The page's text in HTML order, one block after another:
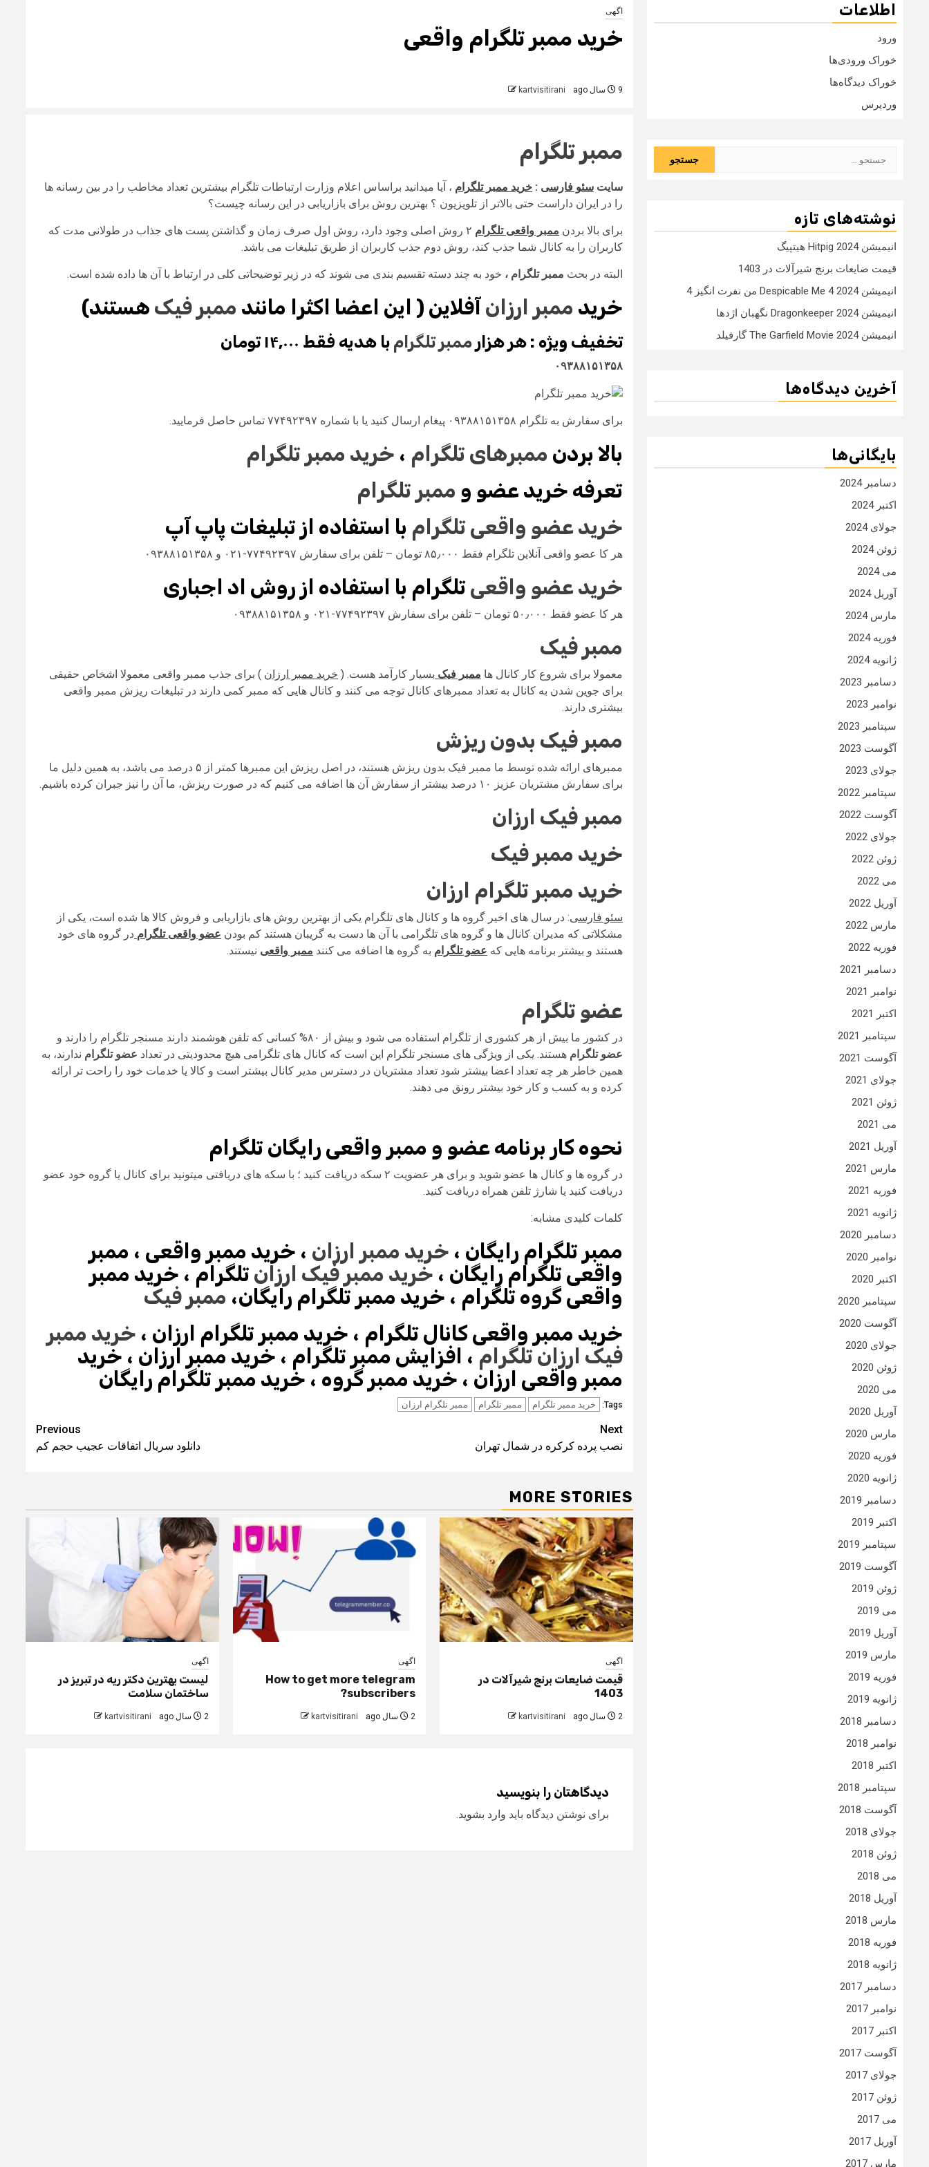
اگهی
خرید ممبر تلگرام واقعی
9 سال ago kartvisitirani
ممبر تلگرام
سایت سئو فارسی : خرید ممبر تلگرام ، آیا میدانید براساس اعلام وزارت ارتباطات تلگرام بیشترین تعداد مخاطب را در بین رسانه ها
را در ایران داراست حتی بالاتر از تلویزیون ؟ بهترین روش برای بازاریابی در این رسانه چیست؟
برای بالا بردن ممبر واقعی تلگرام
۲ روش اصلی وجود دارد، روش اول صرف زمان و گذاشتن پست های جذاب در طولانی مدت که
کاربران را به کانال شما جذب کند، روش دوم جذب کاربران از طریق تبلیغات می باشد.
البته در بحث ممبر تلگرام ، خود به چند دسته تقسیم بندی می شوند که در زیر توضیحاتی کلی در ارتباط با آن ها داده شده است.
خرید ممبر ارزانآفلاین ( این اعضا اکثرا مانند ممبر فیک هستند)
تخفیف ویژه : هر هزار ممبر تلگرام با هدیه فقط ۱۴٫۰۰۰ تومان
۰۹۳۸۸۱۵۱۳۵۸
برای سفارش به تلگرام ۰۹۳۸۸۱۵۱۳۵۸ پیغام ارسال کنید یا با شماره ۷۷۴۹۲۳۹۷ تماس حاصل فرمایید.
بالا بردن ممبرهای تلگرام ، خرید ممبر تلگرام
تعرفه خرید عضو و ممبر تلگرام
خرید عضو واقعی تلگرام با استفاده از تبلیغات پاپ آپ
هر کا عضو واقعی آنلاین تلگرام فقط ۸۵٫۰۰۰ تومان – تلفن برای سفارش ۷۷۴۹۲۳۹۷-۰۲۱ و ۰۹۳۸۸۱۵۱۳۵۸
خرید عضو واقعیتلگرام با استفاده از روش اد اجباری
هر کا عضو فقط ۵۰٫۰۰۰ تومان – تلفن برای سفارش ۷۷۴۹۲۳۹۷-۰۲۱ و ۰۹۳۸۸۱۵۱۳۵۸
ممبر فیک
معمولا برای شروع کار کانال ها ممبر فیک بسیار کارآمد هست. ( خرید ممبر ارزان ) برای جذب ممبر واقعی معمولا اشخاص حقیقی
برای جوین شدن به کانال به تعداد ممبرهای کانال توجه می کنند و کانال هایی که ممبر کمی دارند در تبلیغات ریزش ممبر واقعی
بیشتری دارند.
ممبر فیک بدون ریزش
ممبرهای ارائه شده توسط ما ممبر فیک بدون ریزش هستند، در اصل ریزش این ممبرها کمتر از ۵ درصد می باشد، به همین دلیل ما
برای سفارش مشتریان عزیز ۱۰ درصد بیشتر از سفارش آن ها اضافه می کنیم که در صورت ریزش، ما آن را نیز جبران کرده باشیم.
ممبر فیک ارزان
خرید ممبر فیک
خرید ممبر تلگرام ارزان
سئو فارسی: در سال های اخیر گروه ها و کانال های تلگرام یکی از بهترین روش های بازاریابی و فروش کالا ها شده است، یکی از
مشکلاتی که مدیران کانال ها و گروه های تلگرامی با آن ها دست به گریبان هستند کم بودن عضو واقعی تلگرام در گروه های خود
هستند و بیشتر برنامه هایی که عضو تلگرام به گروه ها اضافه می کنند ممبر واقعی نیستند.
عضو تلگرام
در کشور ما بیش از هر کشوری از تلگرام استفاده می شود و بیش از ۸۰% کسانی که تلفن هوشمند دارند مسنجر تلگرام را دارند و
عضو تلگرام هستند. یکی از ویژگی های مسنجر تلگرام این است که کانال های تلگرامی هیچ محدودیتی در تعداد عضو تلگرام ندارند، به
همین خاطر هر چه تعداد اعضا بیشتر شود تعداد مشتریان در دسترس مدیر کانال بیشتر است و کالا یا خدمات خود را راحت تر ارائه
کرده و به کسب و کار خود بیشتر رونق می دهند.
نحوه کار برنامه عضو و ممبر واقعی رایگان تلگرام
در گروه ها و کانال ها عضو شوید و برای هر عضویت ۲ سکه دریافت کنید ؛ با سکه های دریافتی میتونید برای کانال یا گروه خود عضو
دریافت کنید یا شارژ تلفن همراه دریافت کنید.
کلمات کلیدی مشابه:
ممبر تلگرام رایگان ، خرید ممبر ارزان ، خرید ممبر واقعی ، ممبر
واقعی تلگرام رایگان ، خرید ممبر فیک ارزانتلگرام ، خرید ممبر
واقعی گروه تلگرام ، خرید ممبر تلگرام رایگان، ممبر فیک
خرید ممبر واقعی کانال تلگرام ، خرید ممبر تلگرام ارزان ، خرید ممبر
فیک ارزان تلگرام ، افزایش ممبر تلگرام ، خرید ممبر ارزان ، خرید
ممبر واقعی ارزان ، خرید ممبر گروه ، خرید ممبر تلگرام رایگان
Tags: خرید ممبر تلگرام ممبر تلگرام ممبر تلگرام ارزان
Post
navigation
Previous
دانلود سریال اتفاقات عجیب حجم کم
Next
نصب پرده کرکره در شمال تهران
MORE STORIES
اگهی
قیمت ضایعات برنج شیرآلات در
1403
2 سال ago kartvisitirani
اگهی
How to get more telegram
subscribers?
2 سال ago kartvisitirani
اگهی
لیست بهترین دکتر ریه در تبریز در
ساختمان سلامت
2 سال ago kartvisitirani
دیدگاهتان را بنویسید
برای نوشتن دیدگاه باید وارد بشوید.
اطلاعات
ورود
خوراک ورودی‌ها
خوراک دیدگاه‌ها
وردپرس
نوشته‌های تازه
انیمیشن Hitpig 2024 هیتپیگ
قیمت ضایعات برنج شیرآلات در 1403
انیمیشن Despicable Me 4 2024 من نفرت انگیز 4
انیمیشن Dragonkeeper 2024 نگهبان اژدها
انیمیشن The Garfield Movie 2024 گارفیلد
آخرین دیدگاه‌ها
بایگانی‌ها
دسامبر 2024
اکتبر 2024
جولای 2024
ژوئن 2024
می 2024
آوریل 2024
مارس 2024
فوریه 2024
ژانویه 2024
دسامبر 2023
نوامبر 2023
سپتامبر 2023
آگوست 2023
جولای 2023
سپتامبر 2022
آگوست 2022
جولای 2022
ژوئن 2022
می 2022
آوریل 2022
مارس 2022
فوریه 2022
دسامبر 2021
نوامبر 2021
اکتبر 2021
سپتامبر 2021
آگوست 2021
جولای 2021
ژوئن 2021
می 2021
آوریل 2021
مارس 2021
فوریه 2021
ژانویه 2021
دسامبر 2020
نوامبر 2020
اکتبر 2020
سپتامبر 2020
آگوست 2020
جولای 2020
ژوئن 2020
می 2020
آوریل 2020
مارس 2020
فوریه 2020
ژانویه 2020
دسامبر 2019
اکتبر 2019
سپتامبر 2019
آگوست 2019
ژوئن 2019
می 2019
آوریل 2019
مارس 2019
فوریه 2019
ژانویه 2019
دسامبر 2018
نوامبر 2018
اکتبر 2018
سپتامبر 2018
آگوست 2018
جولای 2018
ژوئن 2018
می 2018
آوریل 2018
مارس 2018
فوریه 2018
ژانویه 2018
دسامبر 2017
نوامبر 2017
اکتبر 2017
آگوست 2017
جولای 2017
ژوئن 2017
می 2017
آوریل 2017
مارس 2017